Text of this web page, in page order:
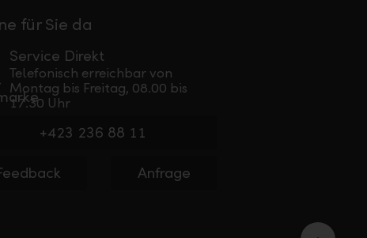
für Sie da
Service Direkt
Telefonisch erreichbar von
Montag bis Freitag, 08.00 bis
17.30 Uhr
+423 236 88 11
Anfrage